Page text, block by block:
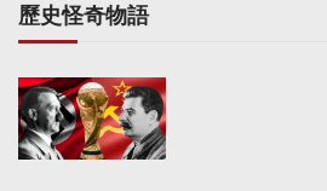
歷史怪奇物語